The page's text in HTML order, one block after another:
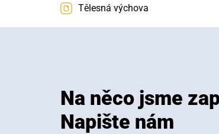
Tělesná výchova
Na něco jsme
Napište nám